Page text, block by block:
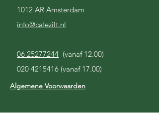
1012 AR Amsterdam
info@cafezilt.nl
06 25277244 (vanaf 12.00)
020 4215416 (vanaf 17.00)
Algemene Voorwaarden